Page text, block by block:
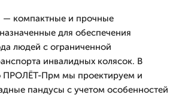
— компактные и прочные
для обеспечения
людей с ограниченной
инвалидных колясок. В
ПРОЛЁТ-Прм мы проектируем и
пандусы с учетом особенностей